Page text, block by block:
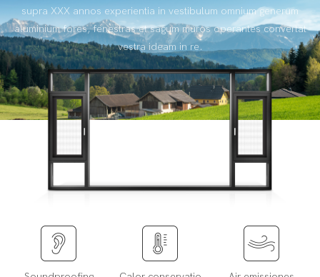
supra XXX annos experientia in vestibulum omnium generum
aluminium fores, fenestras et sagum muros operantes convertat
vestra ideam in re.